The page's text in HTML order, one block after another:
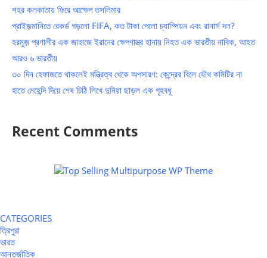
শহর কলকাতায় ফিরে আক্ষেপ তসলিমার
প্রাইজ়মানিতে রেকর্ড গড়লো FIFA, কত টাকা পেলো চ্যাম্পিয়ন এবং রানার্স দল?
হরমুজ় প্রণালীর এক জাহাজে ইরানের ক্ষেপণাস্ত্র হানায় নিহত এক ভারতীয় নাবিক, আহত
আরও ৬ ভারতীয়
৩০ দিন হেফাজতে থাকলেই মন্ত্রিত্ব থেকে অপসারণ: কেন্দ্রের বিলে যৌথ কমিটির না
হাতে মেহেন্দি দিয়ে শেষ চিঠি লিখে দুনিয়া ছাড়ল এক গৃহবধূ
Recent Comments
CATEGORIES
ত্রিপুরা
ভারত
আন্তর্জাতিক